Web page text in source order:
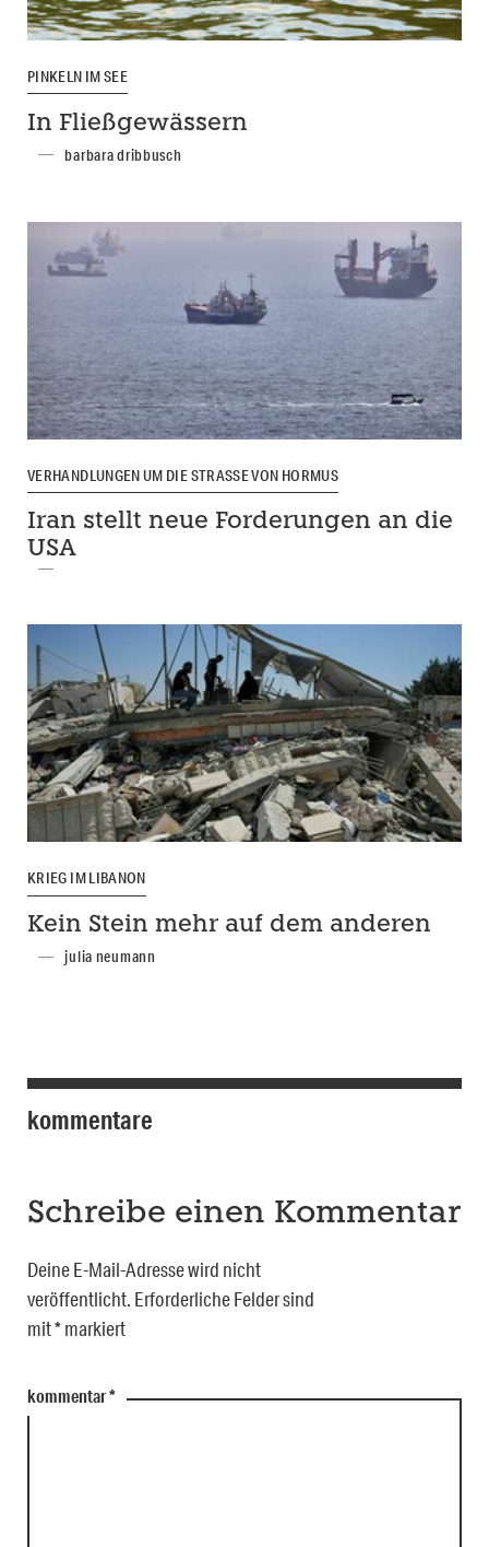
PINKELN IM SEE
In Fließgewässern
barbara dribbusch
VERHANDLUNGEN UM DIE STRASSE VON HORMUS
Iran stellt neue Forderungen an die
USA
KRIEG IM LIBANON
Kein Stein mehr auf dem anderen
julia neumann
kommentare
Schreibe einen Kommentar
Deine E-Mail-Adresse wird nicht
veröffentlicht. Erforderliche Felder sind
mit*markiert
kommentar*